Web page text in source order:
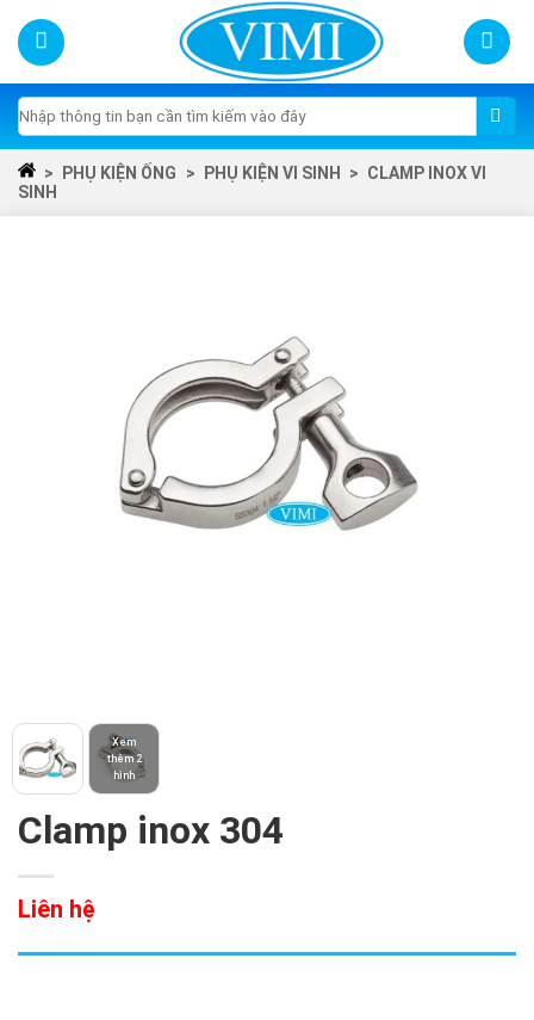
Skip
content
Tìm
kiếm:
> PHỤ KIỆN ỐNG > PHỤ KIỆN VI SINH > CLAMP INOX VI
SINH
Xem
thêm 2
hình
Clamp inox 304
Liên hệ